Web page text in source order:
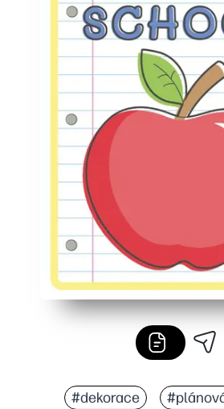
#dekorace